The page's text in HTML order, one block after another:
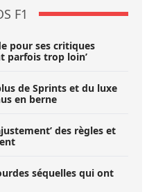
F1
pour ses critiques
parfois trop loin’
de Sprints et du luxe
en berne
des règles et
séquelles qui ont